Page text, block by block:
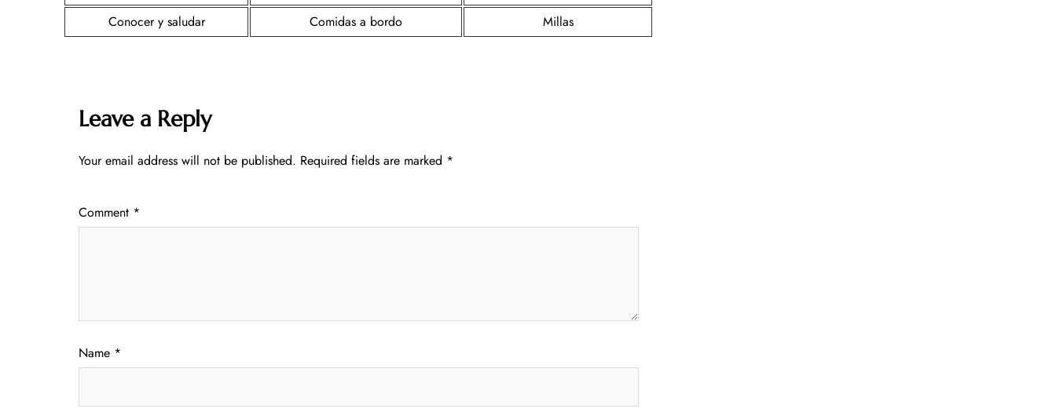
Conocer y saludar
Comidas a bordo Millas
Leave a Reply
Your email address will not be published. Required fields are marked *
Comment *
Name *